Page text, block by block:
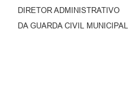
DIRETOR ADMINISTRATIVO
DA GUARDA CIVIL MUNICIPAL